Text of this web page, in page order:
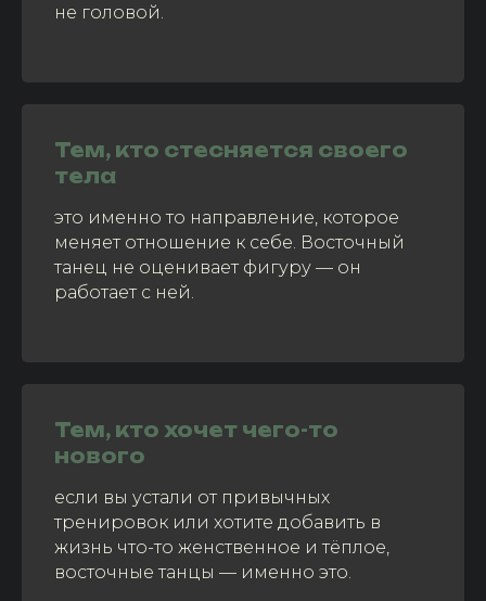
не головой.
Тем, кто стесняется своего
тела
это именно то направление, которое
меняет отношение к себе. Восточный
танец не оценивает фигуру — он
работает с ней.
Тем, кто хочет чего-то
нового
если вы устали от привычных
тренировок или хотите добавить в
жизнь что-то женственное и тёплое,
восточные танцы — именно это.